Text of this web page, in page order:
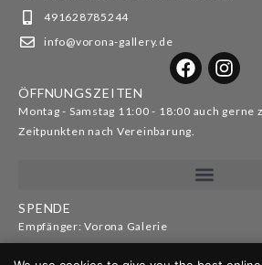
491628785244
info@vorona-gallery.de
ÖFFNUNGSZEITEN
Montag - Samstag 11:00 - 18:00 auch gerne
Zeitpunkten nach Vereinbarung.
SPENDE
Empfänger: Vorona Galerie